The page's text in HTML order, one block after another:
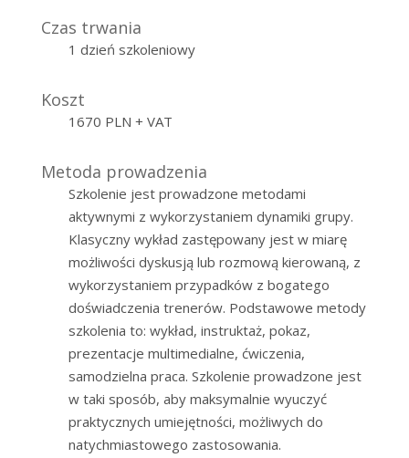
Czas trwania
1 dzień szkoleniowy
Koszt
1670 PLN + VAT
Metoda prowadzenia
Szkolenie jest prowadzone metodami
aktywnymi z wykorzystaniem dynamiki grupy.
Klasyczny wykład zastępowany jest w miarę
możliwości dyskusją lub rozmową kierowaną, z
wykorzystaniem przypadków z bogatego
doświadczenia trenerów. Podstawowe metody
szkolenia to: wykład, instruktaż, pokaz,
prezentacje multimedialne, ćwiczenia,
samodzielna praca. Szkolenie prowadzone jest
w taki sposób, aby maksymalnie wyuczyć
praktycznych umiejętności, możliwych do
natychmiastowego zastosowania.